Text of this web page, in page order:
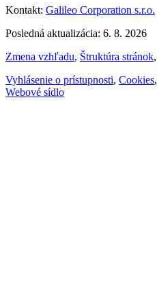
Kontakt: Galileo Corporation s.r.o.
Posledná aktualizácia: 6. 8. 2026
Zmena vzhľadu, Štruktúra stránok,
Vyhlásenie o prístupnosti, Cookies,
Webové sídlo